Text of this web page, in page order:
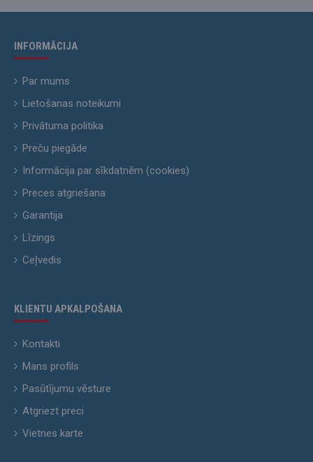
INFORMĀCIJA
Par mums
Lietošanas noteikumi
Privātuma politika
Preču piegāde
Informācija par sīkdatnēm (cookies)
Preces atgriešana
Garantija
Līzings
Ceļvedis
KLIENTU APKALPOŠANA
Kontakti
Mans profils
Pasūtījumu vēsture
Atgriezt preci
Vietnes karte